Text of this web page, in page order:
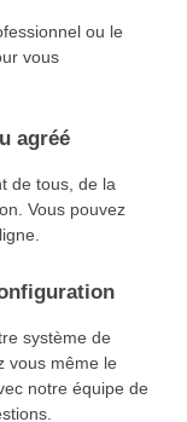
ou le
vous
agréé
de tous, de la
Vous pouvez
système de
vous même le
notre équipe de